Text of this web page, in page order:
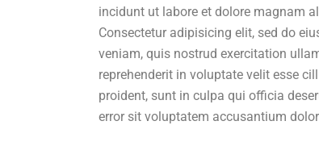
incidunt ut labore et dolore magnam
Consectetur adipisicing elit, sed do
veniam, quis nostrud exercitation
reprehenderit in voluptate velit esse
proident, sunt in culpa qui officia
error sit voluptatem accusantium